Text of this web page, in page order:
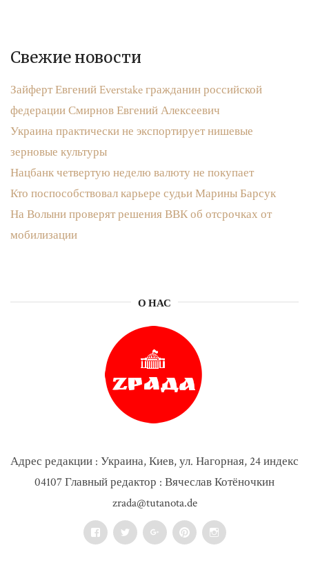
Свежие новости
Зайферт Евгений Everstake гражданин российской
федерации Смирнов Евгений Алексеевич
Украина практически не экспортирует нишевые
зерновые культуры
Нацбанк четвертую неделю валюту не покупает
Кто поспособствовал карьере судьи Марины Барсук
На Волыни проверят решения ВВК об отсрочках от
мобилизации
О НАС
Адрес редакции : Украина, Киев, ул. Нагорная, 24 индекс
04107 Главный редактор : Вячеслав Котёночкин
zrada@tutanota.de
FacebookTwitter Google+PinterestInstagram